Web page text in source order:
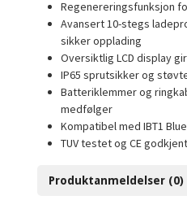
Regenereringsfunksjon
Avansert 10-stegs
sikker opplading
Oversiktlig LCD display
IP65 sprutsikker og
Batteriklemmer og
medfølger
Kompatibel med IBT1
TUV testet og CE godkjent
Produktanmeldelser (0)